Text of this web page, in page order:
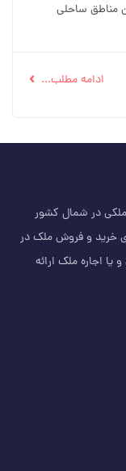
مناطق ساحلی
ادامه مطلب...
در شمال کشور
خرید و فروش ملک در
اجاره ملک ارائه